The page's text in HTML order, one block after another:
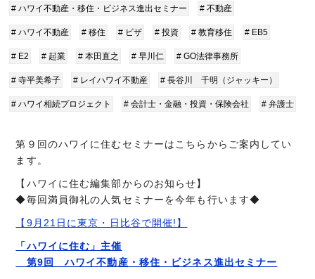
# ハワイ不動産・移住・ビジネス進出セミナー # 不動産
# ハワイ不動産 # 移住 # ビザ # 投資 # 教育移住 # EB5
# E2 # 起業 # 本田直之 # 早川仁 # GO法律事務所
# 寺平美希子 # レイハワイ不動産 # 長谷川 千明（ジャッキー）
# ハワイ相続プロジェクト # 会計士・金融・投資・保険会社 # 弁護士
第９回のハワイに住むセミナーはこちらからご案内してい
ます。
【ハワイに住む編集部からのお知らせ】
◆毎回満員御礼の人気セミナーを今年も行います◆
【9月21日に東京・日比谷で開催!】
「ハワイに住む」主催
第9回 ハワイ不動産・移住・ビジネス進出セミナー